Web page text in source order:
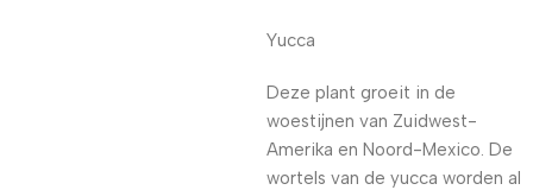
Yucca
Deze plant groeit in de
woestijnen van Zuidwest-
Amerika en Noord-Mexico. De
wortels van de yucca worden al